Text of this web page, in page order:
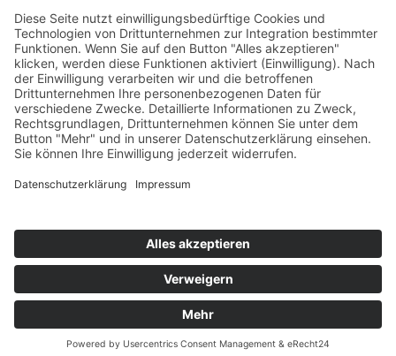
© 2024 Copyright - STILL ACADEMY®
Schulordnung FAQ Impressum Datenschutz